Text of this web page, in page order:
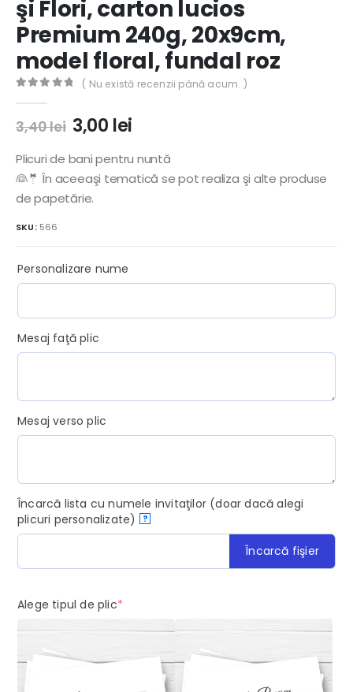
şi Flori, carton lucios
Premium 240g, 20x9cm,
model floral, fundal roz
( Nu există recenzii până acum. )
3,40lei Prețul
inițial
a
fost:
3,40 lei.
3,00 leiPrețul
este:
3,00 lei.
Plicuri de bani pentru nuntă
👰🤵 În aceeaşi tematică se pot realiza şi alte produse
de papetărie.
SKU: 566
Personalizare nume
Mesaj faţă plic
Mesaj verso plic
Încarcă lista cu numele invitaţilor (doar dacă alegi
plicuri personalizate)
?
Încarcă fişier
Alege tipul de plic*(required)